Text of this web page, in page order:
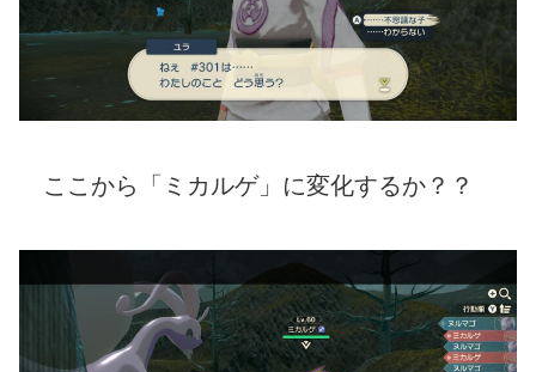
ここから「ミカルゲ」に変化するか？？